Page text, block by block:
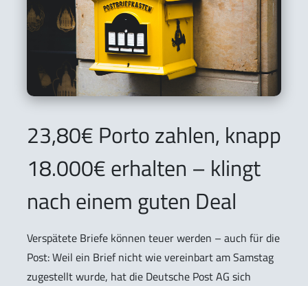
23,80€ Porto zahlen, knapp
18.000€ erhalten – klingt
nach einem guten Deal
Verspätete Briefe können teuer werden – auch für die
Post: Weil ein Brief nicht wie vereinbart am Samstag
zugestellt wurde, hat die Deutsche Post AG sich